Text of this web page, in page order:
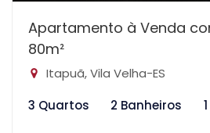
Apartamento à Venda
80m²
Itapuã, Vila Velha-ES
3 Quartos
2 Banheiros